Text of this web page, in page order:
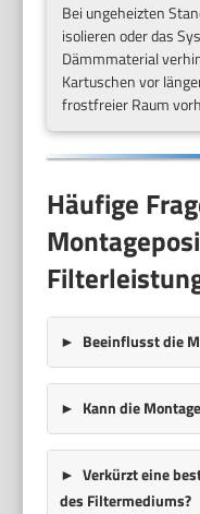
Bei ungeheizten
isolieren oder das
Dämmmaterial
Kartuschen vor
frostfreier Raum
Häufige
Beeinflusst die
Kann die
Verkürzt eine
des Filtermediums?